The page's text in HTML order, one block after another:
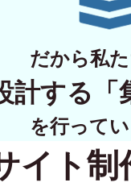
だから私た
計する
を行ってい
イト